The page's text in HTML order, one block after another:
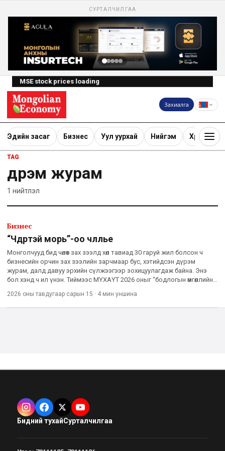
СУРТАЛЧИЛГАА
MSE stock prices loading
Захиалга
Эдийн засаг Бизнес Уул уурхай Нийгэм Хөрөнгө
TAG
дүрэм журам
1 нийтлэл
Бизнес
“Чөдөртэй морь”-оо чөлөөлье
Монголчууд бид чөлөөт зах зээлд хөл тавиад 30 гаруй жил болсон ч
бизнесийн орчин зах зээлийн зарчмаар бус, хэтийдсэн дүрэм
журам, далд давуу эрхийн сүлжээгээр зохицуулагдаж байна. Энэ
бол хэнд ч ил үнэн. Тиймээс МҮХАҮТ 2026 оныг “бодлогын өмгөөллийн
2026 оны тавдугаар сарын 15 · 4 мин уншина
Бидний тухайСурталчилгаа